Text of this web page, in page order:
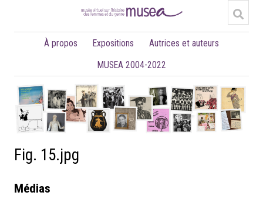
À propos Expositions
Autrices et auteurs
MUSEA 2004-2022
Fig. 15.jpg
Médias